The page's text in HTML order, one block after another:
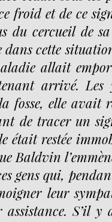
froid et de ce
du cercueil de sa
cette
allait
arrivé. Les
fosse, elle avait
de tracer un
était restée
Baldvin
gens qui,
leur
S’il